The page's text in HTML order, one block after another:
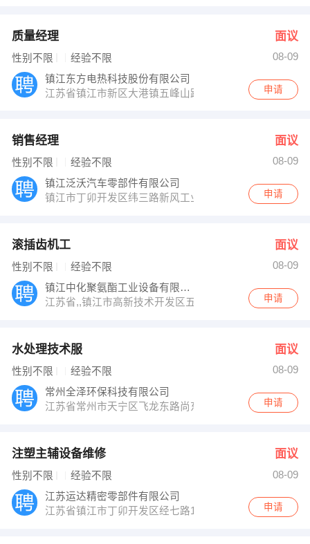
质量经理 面议
性别不限 经验不限
08-09
镇江东方电热科技股份有限公司
江苏省镇江市新区大港镇五峰山路18号
申请
销售经理 面议
性别不限 经验不限
08-09
镇江泛沃汽车零部件有限公司
镇江市丁卯开发区纬三路新风工业园
申请
滚插齿机工 面议
性别不限 经验不限
08-09
镇江中化聚氨酯工业设备有限公司
江苏省,,镇江市高新技术开发区五洲路
申请
水处理技术服 面议
性别不限 经验不限
08-09
常州全泽环保科技有限公司
江苏省常州市天宁区飞龙东路尚东区12栋（商务楼）25F
申请
注塑主辅设备维修 面议
性别不限 经验不限
08-09
江苏运达精密零部件有限公司
江苏省镇江市丁卯开发区经七路18号
申请